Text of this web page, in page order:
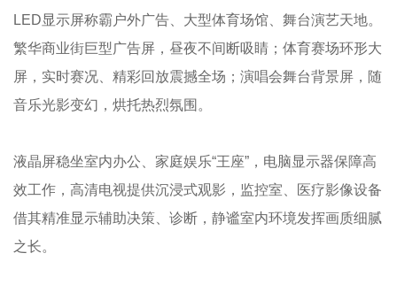
LED显示屏称霸户外广告、大型体育场馆、舞台演艺天地。
繁华商业街巨型广告屏，昼夜不间断吸睛；体育赛场环形大
屏，实时赛况、精彩回放震撼全场；演唱会舞台背景屏，随
音乐光影变幻，烘托热烈氛围。
液晶屏稳坐室内办公、家庭娱乐“王座”，电脑显示器保障高
效工作，高清电视提供沉浸式观影，监控室、医疗影像设备
借其精准显示辅助决策、诊断，静谧室内环境发挥画质细腻
之长。